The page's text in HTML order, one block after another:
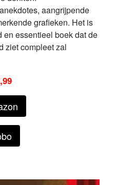
aangrijpende
grafieken. Het is
essentieel boek dat de
ziet compleet zal